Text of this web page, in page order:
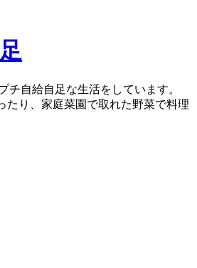
チ自給自足な生活をしています。
たり、家庭菜園で取れた野菜で料理